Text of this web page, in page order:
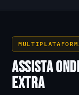
ASSISTA
EXTRA